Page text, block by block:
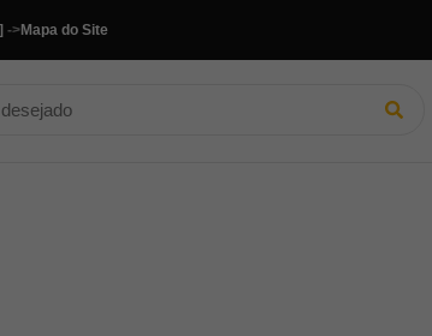
->Mapa do Site